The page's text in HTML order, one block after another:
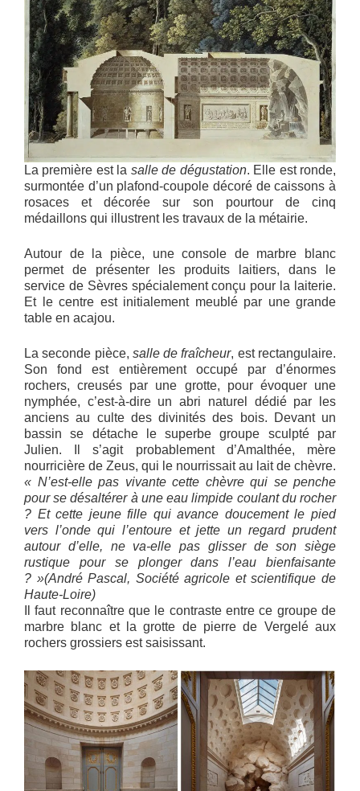
La première est la salle de dégustation. Elle est ronde,
surmontée d’un plafond-coupole décoré de caissons à
rosaces et décorée sur son pourtour de cinq
médaillons qui illustrent les travaux de la métairie.
Autour de la pièce, une console de marbre blanc
permet de présenter les produits laitiers, dans le
service de Sèvres spécialement conçu pour la laiterie.
Et le centre est initialement meublé par une grande
table en acajou.
La seconde pièce, salle de fraîcheur, est rectangulaire.
Son fond est entièrement occupé par d’énormes
rochers, creusés par une grotte, pour évoquer une
nymphée, c’est-à-dire un abri naturel dédié par les
anciens au culte des divinités des bois. Devant un
bassin se détache le superbe groupe sculpté par
Julien. Il s’agit probablement d’Amalthée, mère
nourricière de Zeus, qui le nourrissait au lait de chèvre.
« N’est-elle pas vivante cette chèvre qui se penche
pour se désaltérer à une eau limpide coulant du rocher
? Et cette jeune fille qui avance doucement le pied
vers l’onde qui l’entoure et jette un regard prudent
autour d’elle, ne va-elle pas glisser de son siège
rustique pour se plonger dans l’eau bienfaisante
? »(André Pascal, Société agricole et scientifique de
Haute-Loire)
Il faut reconnaître que le contraste entre ce groupe de
marbre blanc et la grotte de pierre de Vergelé aux
rochers grossiers est saisissant.